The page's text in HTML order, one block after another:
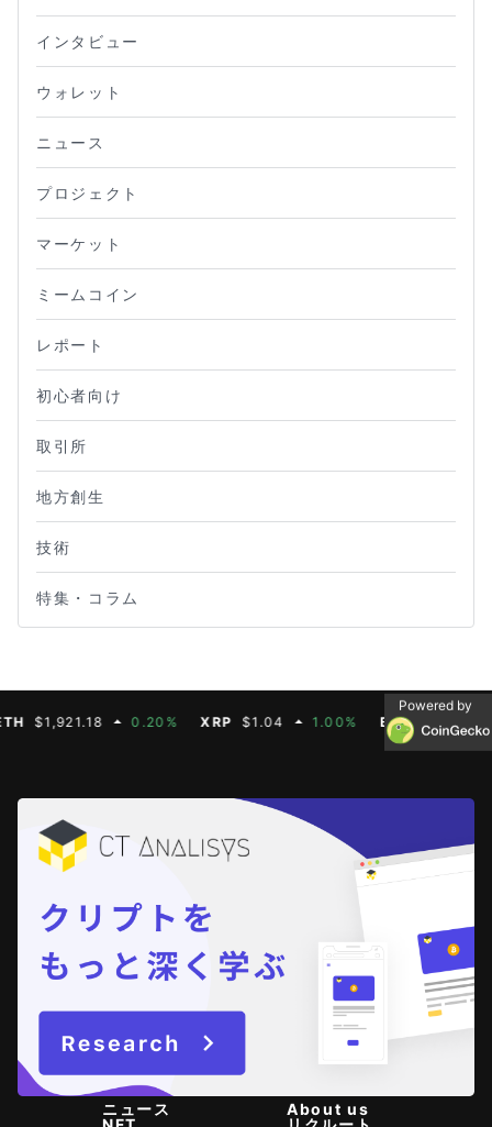
インタビュー
ウォレット
ニュース
プロジェクト
マーケット
ミームコイン
レポート
初心者向け
取引所
地方創生
技術
特集・コラム
0.20% XRP $1.04 1.00% BNB $604.50
Powered by
ニュース
About us